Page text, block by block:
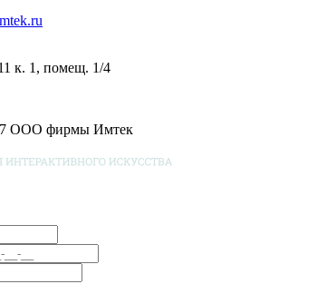
к. 1, помещ. 1/4
ООО фирмы Имтек